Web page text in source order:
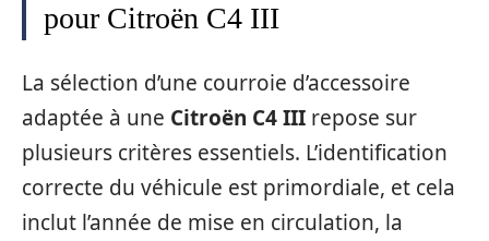
pour Citroën C4 III
La sélection d’une courroie d’accessoire
adaptée à une Citroën C4 III repose sur
plusieurs critères essentiels. L’identification
correcte du véhicule est primordiale, et cela
inclut l’année de mise en circulation, la